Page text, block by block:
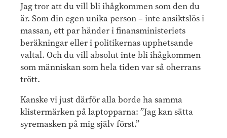
Jag tror att du vill bli ihågkommen som den du
är. Som din egen unika person – inte ansiktslös i
massan, ett par händer i finansministeriets
beräkningar eller i politikernas upphetsande
valtal. Och du vill absolut inte bli ihågkommen
som människan som hela tiden var så oherrans
trött.
Kanske vi just därför alla borde ha samma
klistermärken på laptopparna: ”Jag kan sätta
syremasken på mig själv först.”